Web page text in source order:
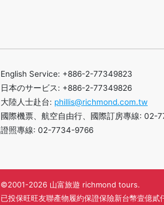
English Service: +886-2-77349823
日本のサービス: +886-2-77349826
大陸人士赴台: phillis@richmond.com.tw
國際機票、航空自由行、國際訂房專線: 02-
證照專線: 02-7734-9766
©2001-2026 山富旅遊 richmond tours.
已投保旺旺友聯產物履約保證保險新台幣壹億貳